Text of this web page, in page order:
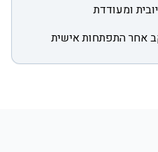
ומעודדת
אחר התפתחות אישית